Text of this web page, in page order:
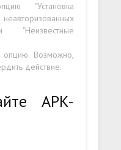
"Установка
"Неизвестные
опцию. Возможно,
действие.
APK-